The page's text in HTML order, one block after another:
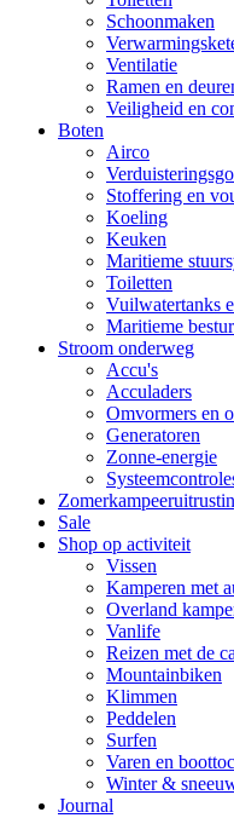
Schoonmaken
Ventilatie
Ramen en
Veiligheid en
Boten
Airco
Stoffering en
Koeling
Keuken
Maritieme
Toiletten
Vuilwatertanks
Maritieme
Stroom onderweg
Accu's
Acculaders
Omvormers en
Generatoren
Zonne-energie
Sale
Shop op activiteit
Vissen
Kamperen met
Overland
Vanlife
Reizen met de
Mountainbiken
Klimmen
Peddelen
Surfen
Varen en
Winter &
Journal